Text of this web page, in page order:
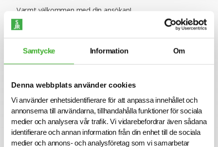
Samtycke Information Om
Denna webbplats använder cookies
Vi använder enhetsidentifierare för att anpassa innehållet och
annonserna till användarna, tillhandahålla funktioner för sociala
medier och analysera vår trafik. Vi vidarebefordrar även sådana
identifierare och annan information från din enhet till de sociala
medier och annons- och analysföretag som vi samarbetar
Varmt välkommen med din ansökan!
Konsult hos SJR
Att arbeta som konsult hos SJR innebär att du blir en del
av en dedikerad organisation med kompetens att ge dig
stora nätverk av intressanta företag och uppdragsgivare
och därmed en unik möjlighet att ta din karriär till nästa
steg.
Vi på SJR bryr oss om vår personal och tillsammans med
oss får du en långsiktig partner som ger dig trygghet och
stöd. Vi är lyhörda för dina behov och du kommer att ha